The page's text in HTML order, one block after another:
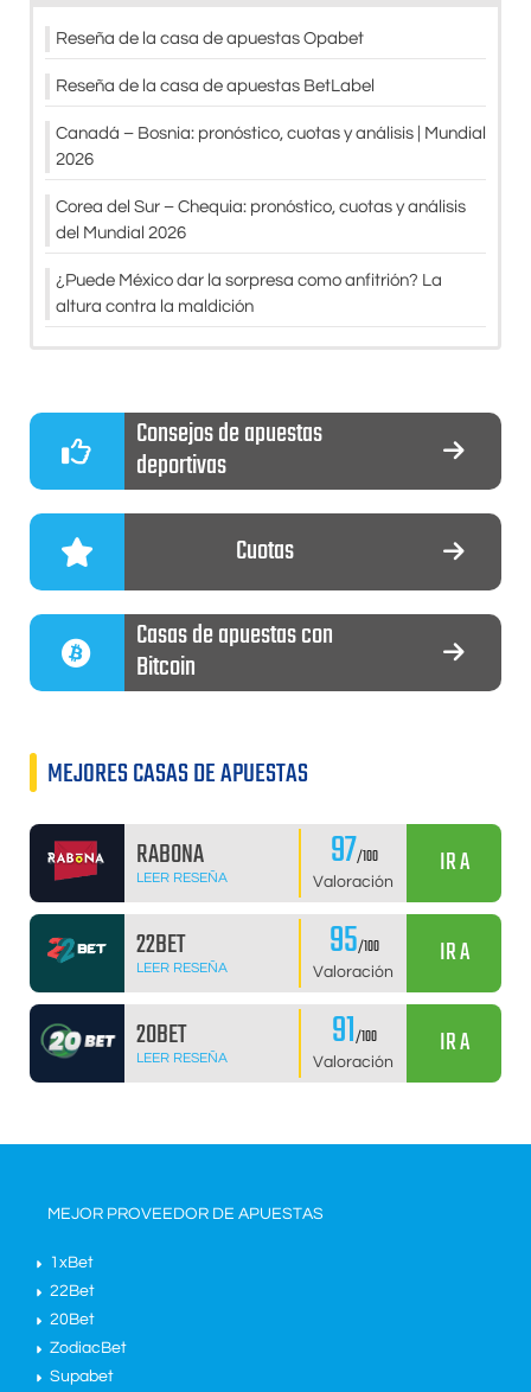
Reseña de la casa de apuestas Opabet
Reseña de la casa de apuestas BetLabel
Canadá – Bosnia: pronóstico, cuotas y análisis | Mundial
2026
Corea del Sur – Chequia: pronóstico, cuotas y análisis
del Mundial 2026
¿Puede México dar la sorpresa como anfitrión? La
altura contra la maldición
Consejos de apuestas
deportivas
Cuotas
Casas de apuestas con
Bitcoin
MEJORES CASAS DE APUESTAS
RABONA
LEER RESEÑA 97/100
Valoración
IR A
22BET
LEER RESEÑA 95/100
Valoración
IR A
20BET
LEER RESEÑA 91/100
Valoración
IR A
MEJOR PROVEEDOR DE APUESTAS
1xBet
22Bet
20Bet
ZodiacBet
Supabet